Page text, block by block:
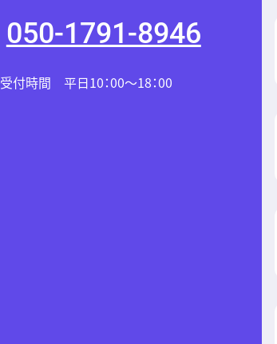
050-1791-8946
受付時間 平日10：00～18：00